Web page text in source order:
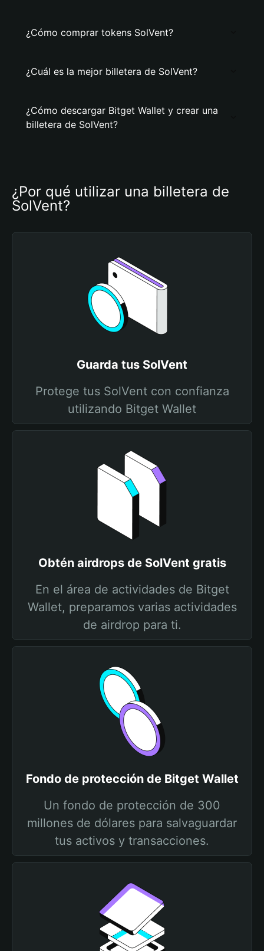
¿Cómo comprar tokens SolVent?
¿Cuál es la mejor billetera de SolVent?
¿Cómo descargar Bitget Wallet y crear una
billetera de SolVent?
¿Por qué utilizar una billetera de
SolVent?
Guarda tus SolVent
Protege tus SolVent con confianza
utilizando Bitget Wallet
Obtén airdrops de SolVent gratis
En el área de actividades de Bitget
Wallet, preparamos varias actividades
de airdrop para ti.
Fondo de protección de Bitget Wallet
Un fondo de protección de 300
millones de dólares para salvaguardar
tus activos y transacciones.